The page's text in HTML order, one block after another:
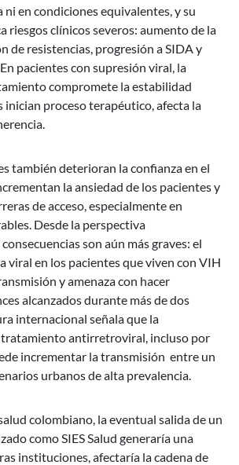
en condiciones equivalentes, y su
riesgos clínicos severos: aumento de la
de resistencias, progresión a SIDA y
pacientes con supresión viral, la
compromete la estabilidad
inician proceso terapéutico, afecta la
también deterioran la confianza en el
la ansiedad de los pacientes y
de acceso, especialmente en
Desde la perspectiva
son aún más graves: el
viral en los pacientes que viven con VIH
y amenaza con hacer
alcanzados durante más de dos
internacional señala que la
antirretroviral, incluso por
incrementar la transmisión entre un
urbanos de alta prevalencia.
colombiano, la eventual salida de un
como SIES Salud generaría una
instituciones, afectaría la cadena de